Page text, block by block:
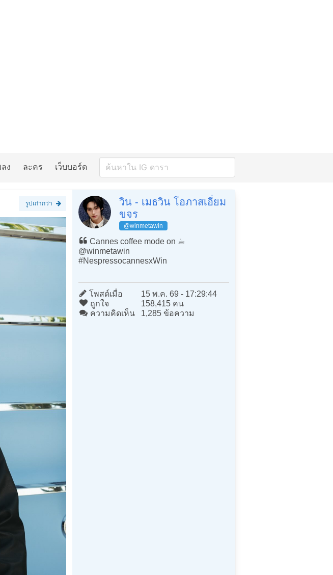
ลง ละคร เว็บบอร์ด
รูปเก่ากว่า
วิน - เมธวิน โอภาสเอี่ยม
ขจร
@winmetawin
Cannes coffee mode on ☕️
@winmetawin
#NespressocannesxWin
โพสต์เมื่อ
15 พ.ค. 69 - 17:29:44
ถูกใจ
158,415 คน
ความคิดเห็น
1,285 ข้อความ